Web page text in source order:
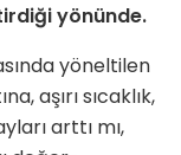
yönün­de.
yönel­tilen
aşırı sıcaklık,
arttı mı,